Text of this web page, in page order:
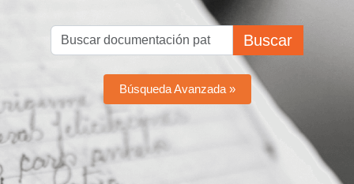
Buscar
Búsqueda Avanzada »